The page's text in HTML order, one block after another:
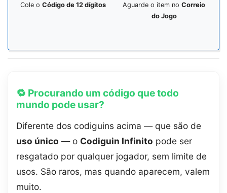
Cole o Código de 12 dígitos Aguarde o item no Correio
do Jogo
🔁 Procurando um código que todo
mundo pode usar?
Diferente dos codiguins acima — que são de
uso único — o Codiguin Infinito pode ser
resgatado por qualquer jogador, sem limite de
usos. São raros, mas quando aparecem, valem
muito.